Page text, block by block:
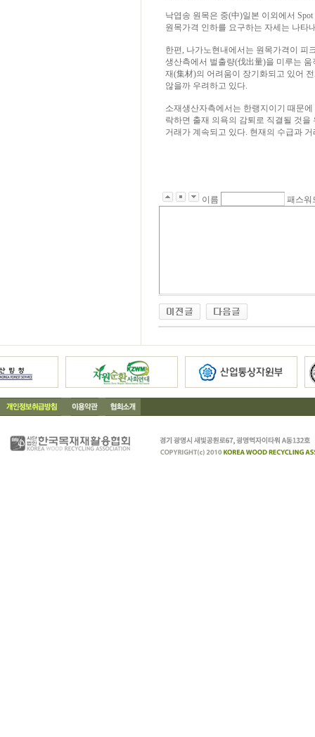
낙엽송 원목은 중(中)일본 이외에서
원목가격 인하를 요구하는 자세는 나타
한편, 나가노현내에서는 원목가격이 피
생산측에서 벌출량(伐出量)을 미루는
재(集材)의 어려움이 장기화되고 있어
않을까 우려하고 있다.
소재생산자측에서는 한랭지이기 때문
락하면 출재 의욕의 감퇴로 직결될 것
거래가 계속되고 있다. 현재의 수급과
이름 패스